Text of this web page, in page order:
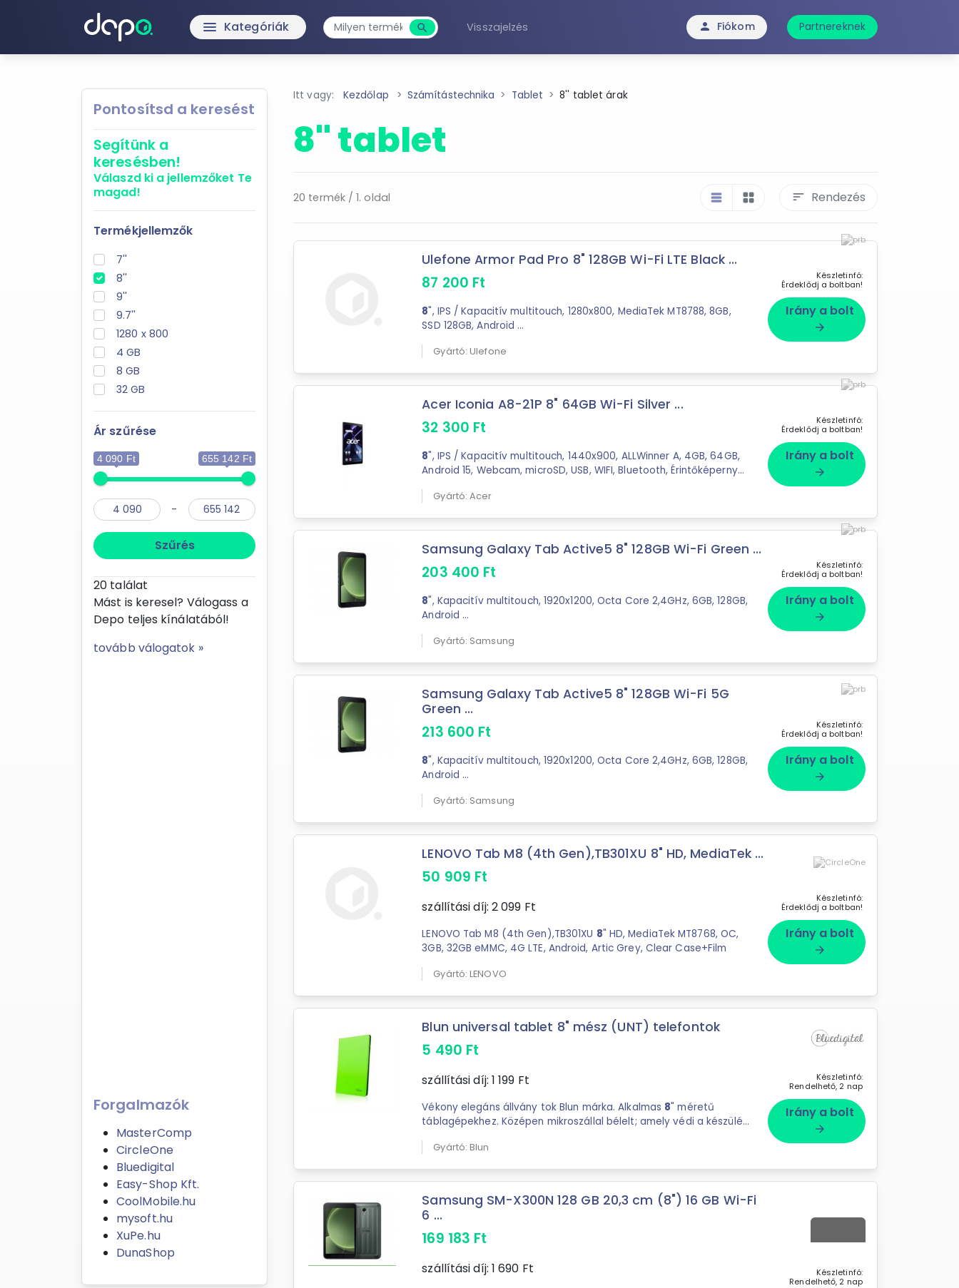
menu Kategóriák search
Keresés
Visszajelzés person Fiókom Partnereknek
Pontosítsd a keresést
Segítünk a
keresésben!
Válaszd ki a jellemzőket Te
magad!
Termékjellemzők
7''
8''
9''
9.7''
1280 x 800
4 GB
8 GB
32 GB
Ár szűrése
4 090 Ft 655 142 Ft
-
Szűrés
20 találat
Mást is keresel? Válogass a
Depo teljes kínálatából!
tovább válogatok »
Forgalmazók
MasterComp
CircleOne
Bluedigital
Easy-Shop Kft.
CoolMobile.hu
mysoft.hu
XuPe.hu
DunaShop
Itt vagy: Kezdőlap Számítástechnika Tablet 8'' tablet árak
8'' tablet
20 termék / 1. oldal table_rows grid_view sort Rendezés
Ulefone Armor Pad Pro 8" 128GB Wi-Fi LTE Black ...
87 200 Ft
8", IPS / Kapacitív multitouch, 1280x800, MediaTek MT8788, 8GB,
SSD 128GB, Android ...
Gyártó: Ulefone
Készletinfó:
Érdeklődj a boltban!
Irány a bolt
arrow_forward
Acer Iconia A8-21P 8" 64GB Wi-Fi Silver ...
32 300 Ft
8", IPS / Kapacitív multitouch, 1440x900, ALLWinner A, 4GB, 64GB,
Android 15, Webcam, microSD, USB, WIFI, Bluetooth, Érintőképernyő,
Gyártó: Acer
Készletinfó:
Érdeklődj a boltban!
Irány a bolt
arrow_forward
Samsung Galaxy Tab Active5 8" 128GB Wi-Fi Green ...
203 400 Ft
8", Kapacitív multitouch, 1920x1200, Octa Core 2,4GHz, 6GB, 128GB,
Android ...
Gyártó: Samsung
Készletinfó:
Érdeklődj a boltban!
Irány a bolt
arrow_forward
Samsung Galaxy Tab Active5 8" 128GB Wi-Fi 5G
Green ...
213 600 Ft
8", Kapacitív multitouch, 1920x1200, Octa Core 2,4GHz, 6GB, 128GB,
Android ...
Gyártó: Samsung
Készletinfó:
Érdeklődj a boltban!
Irány a bolt
arrow_forward
LENOVO Tab M8 (4th Gen),TB301XU 8" HD, MediaTek ...
50 909 Ft
szállítási díj: 2 099 Ft
LENOVO Tab M8 (4th Gen),TB301XU 8" HD, MediaTek MT8768, OC,
3GB, 32GB eMMC, 4G LTE, Android, Artic Grey, Clear Case+Film
Gyártó: LENOVO
Készletinfó:
Érdeklődj a boltban!
Irány a bolt
arrow_forward
Blun universal tablet 8" mész (UNT) telefontok
5 490 Ft
szállítási díj: 1 199 Ft
Vékony elegáns állvány tok Blun márka. Alkalmas 8" méretű
táblagépekhez. Középen mikroszállal bélelt; amely védi a készülék
Gyártó: Blun
Készletinfó:
Rendelhető, 2 nap
Irány a bolt
arrow_forward
Samsung SM-X300N 128 GB 20,3 cm (8") 16 GB Wi-Fi
6 ...
169 183 Ft
szállítási díj: 1 690 Ft
Készletinfó:
Rendelhető, 2 nap